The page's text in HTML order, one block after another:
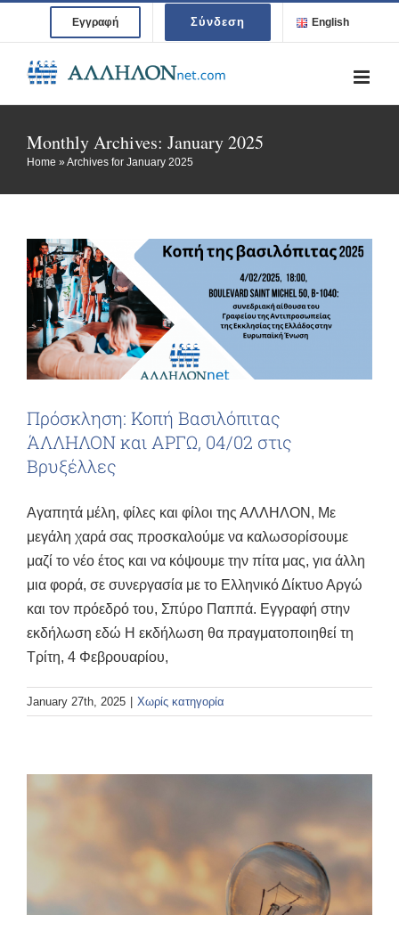
content
Εγγραφή Σύνδεση English
Monthly Archives: January 2025
Home » Archives for January 2025
Πρόσκληση: Κοπή Βασιλόπιτας
ΆΛΛΗΛΟΝ και ΑΡΓΩ, 04/02 στις
Βρυξέλλες
Αγαπητά μέλη, φίλες και φίλοι της ΑΛΛΗΛΟΝ, Με
μεγάλη χαρά σας προσκαλούμε να καλωσορίσουμε
μαζί το νέο έτος και να κόψουμε την πίτα μας, για άλλη
μια φορά, σε συνεργασία με το Ελληνικό Δίκτυο Αργώ
και τον πρόεδρό του, Σπύρο Παππά. Εγγραφή στην
εκδήλωση εδώ Η εκδήλωση θα πραγματοποιηθεί τη
Τρίτη, 4 Φεβρουαρίου,
January 27th, 2025 Χωρίς κατηγορία